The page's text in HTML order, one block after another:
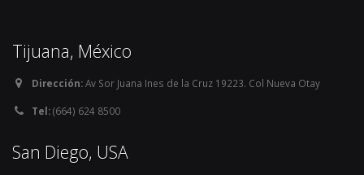
Tijuana, México
Dirección:Av Sor Juana Ines de la Cruz 19223. Col Nueva Otay
Tel:(664) 624 8500
San Diego, USA